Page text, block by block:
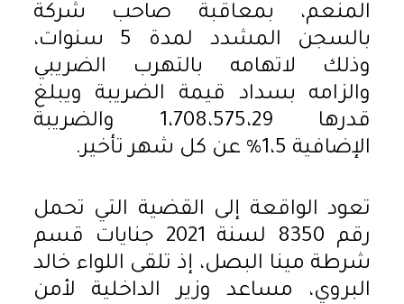
المنعم، بمعاقبة صاحب شركة
بالسجن المشدد لمدة 5 سنوات،
وذلك لاتهامه بالتهرب الضريبي
والزامه بسداد قيمة الضريبة ويبلغ
قدرها 1،708،575،29 والضريبة
الإضافية 1،5% عن كل شهر تأخير.
تعود الواقعة إلى القضية التي تحمل
رقم 8350 لسنة 2021 جنايات قسم
شرطة مينا البصل، إذ تلقى اللواء خالد
البروي، مساعد وزير الداخلية لأمن